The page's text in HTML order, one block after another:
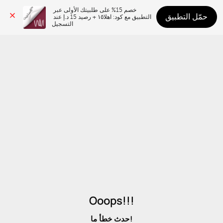
التسجيل
حمّل التطبيق
Ooops!!!
حدث خطأ ما!